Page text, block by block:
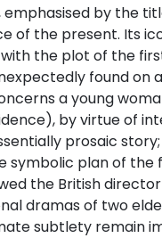
emphasised by the
of the present. Its
the plot of the
found on
a young
by virtue of
prosaic
symbolic plan of
the British
dramas of two
subtlety remain